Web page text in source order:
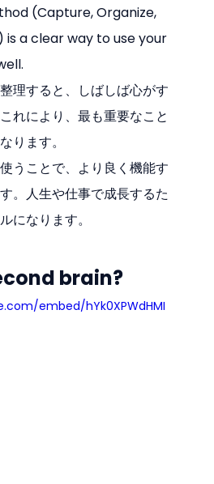
(Capture, Organize,
is a clear way to use your
理すると、しばしば心がす
れにより、最も重要なこと
ります。
うことで、より良く機能す
。人生や仕事で成長するた
になります。
brain?
embed/hYk0XPWdHMI